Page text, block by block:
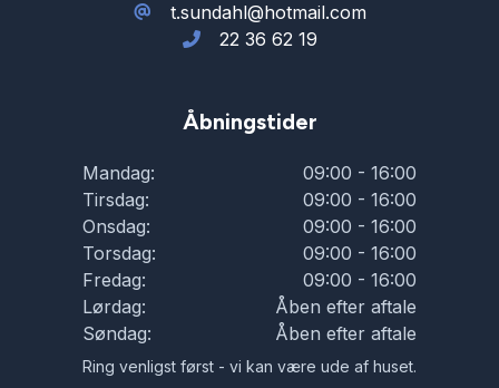
t.sundahl@hotmail.com
22 36 62 19
Åbningstider
Mandag:
09:00 - 16:00
Tirsdag:
09:00 - 16:00
Onsdag:
09:00 - 16:00
Torsdag:
09:00 - 16:00
Fredag:
09:00 - 16:00
Lørdag:
Åben efter aftale
Søndag:
Åben efter aftale
Ring venligst først - vi kan være ude af huset.